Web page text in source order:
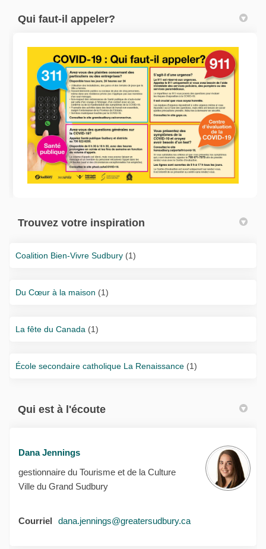
Qui faut-il appeler?
Trouvez votre inspiration
Coalition Bien-Vivre Sudbury (1)
Du Cœur à la maison (1)
La fête du Canada (1)
École secondaire catholique La Renaissance (1)
Qui est à l'écoute
Dana Jennings
gestionnaire du Tourisme et de la Culture
Ville du Grand Sudbury
Courriel dana.jennings@greatersudbury.ca(Liens externes)